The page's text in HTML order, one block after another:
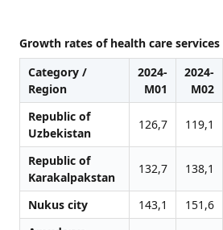
Growth rates of health care
Category /
Region
2024-
M01
2024-
M02
Republic of
Uzbekistan
126,7 119,1
Republic of
Karakalpakstan
132,7 138,1
Nukus city 143,1 151,6